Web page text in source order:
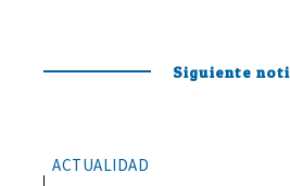
Siguiente
ACTUALIDAD